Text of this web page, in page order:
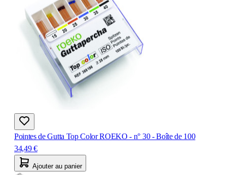
Pointes de Gutta Top Color ROEKO - n° 30 - Boîte de 100
34,49 €
Ajouter au panier